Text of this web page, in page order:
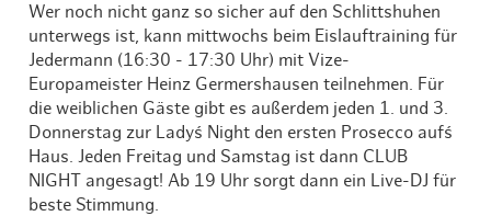
Wer noch nicht ganz so sicher auf den Schlittshuhen
unterwegs ist, kann mittwochs beim Eislauftraining für
Jedermann (16:30 - 17:30 Uhr) mit Vize-
Europameister Heinz Germershausen teilnehmen. Für
die weiblichen Gäste gibt es außerdem jeden 1. und 3.
Donnerstag zur Lady´s Night den ersten Prosecco auf´s
Haus. Jeden Freitag und Samstag ist dann CLUB
NIGHT angesagt! Ab 19 Uhr sorgt dann ein Live-DJ für
beste Stimmung.